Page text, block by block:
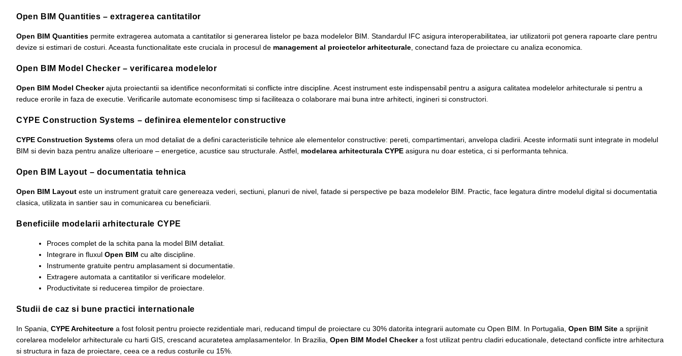
Open BIM Quantities – extragerea cantitatilor
Open BIM Quantities permite extragerea automata a cantitatilor si generarea listelor pe baza modelelor BIM. Standardul IFC asigura interoperabilitatea, iar utilizatorii pot genera rapoarte clare pentru
devize si estimari de costuri. Aceasta functionalitate este cruciala in procesul de management al proiectelor arhitecturale , conectand faza de proiectare cu analiza economica.
Open BIM Model Checker – verificarea modelelor
Open BIM Model Checkerajuta proiectantii sa identifice neconformitati si conflicte intre discipline. Acest instrument este indispensabil pentru a asigura calitatea modelelor arhitecturale si pentru a
reduce erorile in faza de executie. Verificarile automate economisesc timp si faciliteaza o colaborare mai buna intre arhitecti, ingineri si constructori.
CYPE Construction Systems – definirea elementelor constructive
CYPE Construction Systems ofera un mod detaliat de a defini caracteristicile tehnice ale elementelor constructive: pereti, compartimentari, anvelopa cladirii. Aceste informatii sunt integrate in modelul
BIM si devin baza pentru analize ulterioare – energetice, acustice sau structurale. Astfel, modelarea arhitecturala CYPE asigura nu doar estetica, ci si performanta tehnica.
Open BIM Layout – documentatia tehnica
Open BIM Layout este un instrument gratuit care genereaza vederi, sectiuni, planuri de nivel, fatade si perspective pe baza modelelor BIM. Practic, face legatura dintre modelul digital si documentatia
clasica, utilizata in santier sau in comunicarea cu beneficiarii.
Beneficiile modelarii arhitecturale CYPE
Proces complet de la schita pana la model BIM detaliat.
Integrare in fluxul Open BIM cu alte discipline.
Instrumente gratuite pentru amplasament si documentatie.
Extragere automata a cantitatilor si verificare modelelor.
Productivitate si reducerea timpilor de proiectare.
Studii de caz si bune practici internationale
In Spania, CYPE Architecture a fost folosit pentru proiecte rezidentiale mari, reducand timpul de proiectare cu 30% datorita integrarii automate cu Open BIM. In Portugalia, Open BIM Site a sprijinit
corelarea modelelor arhitecturale cu harti GIS, crescand acuratetea amplasamentelor. In Brazilia, Open BIM Model Checkera fost utilizat pentru cladiri educationale, detectand conflicte intre arhitectura
si structura in faza de proiectare, ceea ce a redus costurile cu 15%.